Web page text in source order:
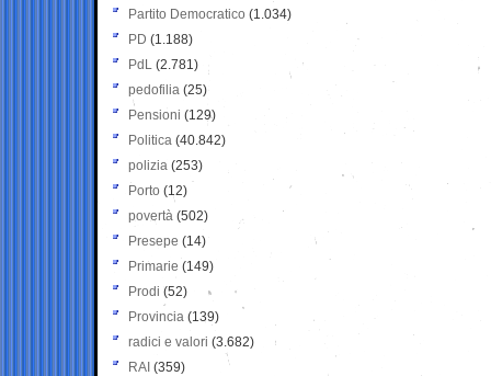
Partito Democratico (1.034)
PD (1.188)
PdL (2.781)
pedofilia (25)
Pensioni (129)
Politica (40.842)
polizia (253)
Porto (12)
povertà (502)
Presepe (14)
Primarie (149)
Prodi (52)
Provincia (139)
radici e valori (3.682)
RAI (359)